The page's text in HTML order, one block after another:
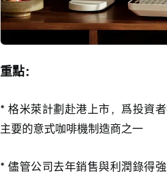
重點：
* 格米萊計劃赴港上市，爲投資
主要的意式咖啡機制造商之一
* 儘管公司去年銷售與利潤錄得